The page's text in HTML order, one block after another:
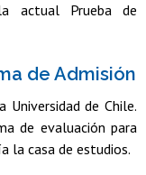
actual Prueba de
de Admisión
de Chile.
de evaluación para
la casa de estudios.